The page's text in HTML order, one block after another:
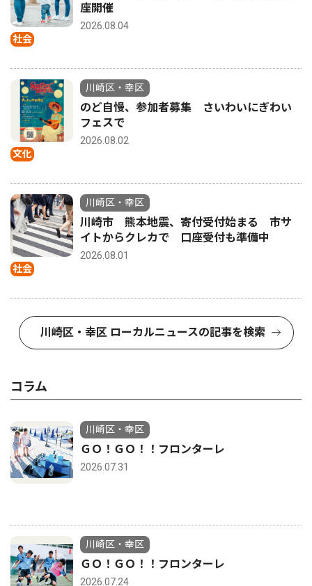
社会
座開催
2026.08.04
文化
川崎区・幸区
のど自慢、参加者募集 さいわいにぎわい
フェスで
2026.08.02
社会
川崎区・幸区
川崎市 熊本地震、寄付受付始まる 市サ
イトからクレカで 口座受付も準備中
2026.08.01
川崎区・幸区 ローカルニュースの記事を検索
コラム
川崎区・幸区
ＧＯ！ＧＯ！！フロンターレ
2026.07.31
川崎区・幸区
ＧＯ！ＧＯ！！フロンターレ
2026.07.24